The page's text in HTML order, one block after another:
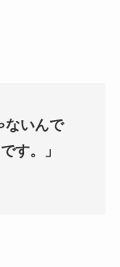
いんで
す。」